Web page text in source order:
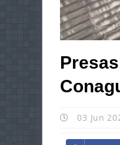
03 Jun